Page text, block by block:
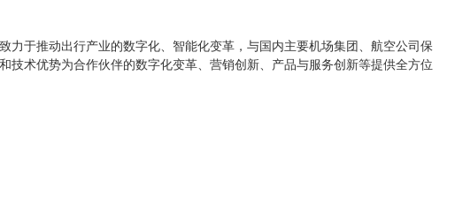
力于推动出行产业的数字化、智能化变革，与国内主要机场集团、航空公司保
技术优势为合作伙伴的数字化变革、营销创新、产品与服务创新等提供全方位